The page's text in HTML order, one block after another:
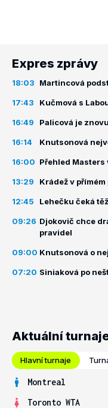
Expres zprávy
18:03 Martincová
17:43 Kučmová s
16:49 Palicová je
16:14 Knutsonová
16:00 Přehled
13:29 Krádež v přímém
12:45 Lehečku čeká
09:26 Djokovič chce
pravidel
09:00 Knutsonová o
07:20 Siniaková po
Aktuální
Hlavní turnaje
Montreal
Toronto WTA